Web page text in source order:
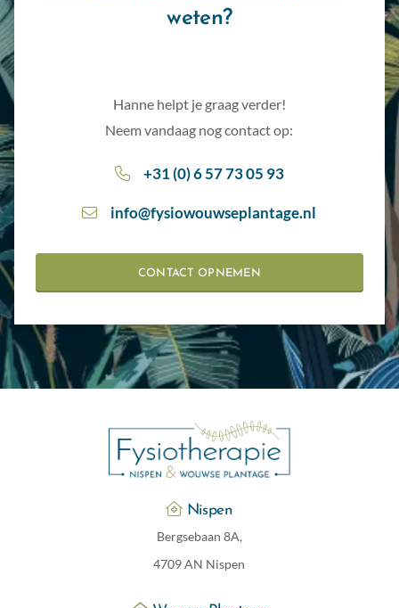
weten?
Hanne helpt je graag verder!
Neem vandaag nog contact op:
+31 (0) 6 57 73 05 93
info@fysiowouwseplantage.nl
CONTACT OPNEMEN
Nispen
Bergsebaan 8A,
4709 AN Nispen